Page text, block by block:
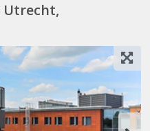
Utrecht,